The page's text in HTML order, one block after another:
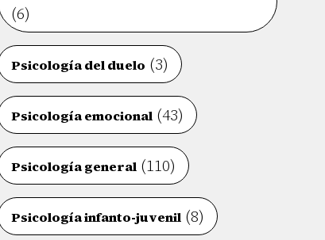
(6)
Psicología del duelo (3)
Psicología emocional (43)
Psicología general (110)
Psicología infanto-juvenil (8)